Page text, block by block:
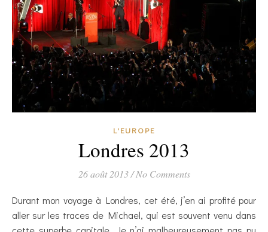
L'EUROPE
Londres 2013
26 août 2013 / No Comments
Durant mon voyage à Londres, cet été, j’en ai profité pour
aller sur les traces de Michael, qui est souvent venu dans